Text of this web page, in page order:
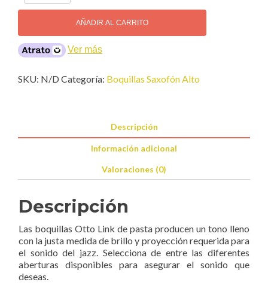
Link
Boquilla
Sax
cantidad
AÑADIR AL CARRITO
Ver más
SKU: N/D Categoría: Boquillas Saxofón Alto
Descripción
Información adicional
Valoraciones (0)
Descripción
Las boquillas Otto Link de pasta producen un tono lleno
con la justa medida de brillo y proyección requerida para
el sonido del jazz. Selecciona de entre las diferentes
aberturas disponibles para asegurar el sonido que
deseas.